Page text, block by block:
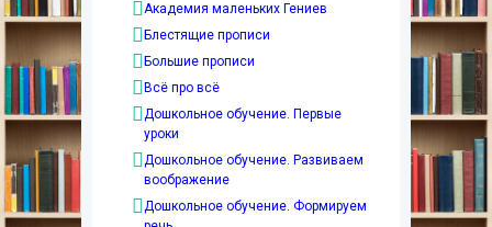
Академия маленьких Гениев
Блестящие прописи
Большие прописи
Всё про всё
Дошкольное обучение. Первые
уроки
Дошкольное обучение. Развиваем
воображение
Дошкольное обучение. Формируем